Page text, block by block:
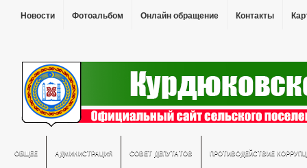
Новости Фотоальбом Онлайн обращение Контакты
ОБЩЕЕ АДМИНИСТРАЦИЯ СОВЕТ ДЕПУТАТОВ ПРОТИВОДЕЙСТВИЕ